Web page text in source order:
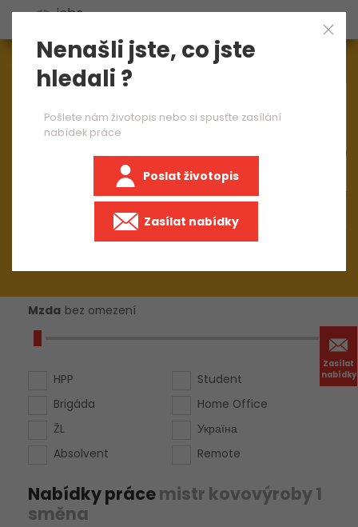
Zasílat
nabídky
Aktuálně1544nabídek práce
Mzda bez omezení
HPP
Brigáda
ŽL
Absolvent
Student
Home Office
Україна
Remote
Nabídky prácemistr kovovýroby 1
směna
Nenašli jste, co jste
hledali ?
Pošlete nám životopis nebo si spusťte zasílání
nabídek práce
Poslat životopis
Zasílat nabídky